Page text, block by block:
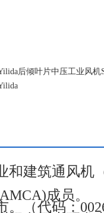
后倾叶片中压工业风
和建筑通风机
成员。
。（代码：